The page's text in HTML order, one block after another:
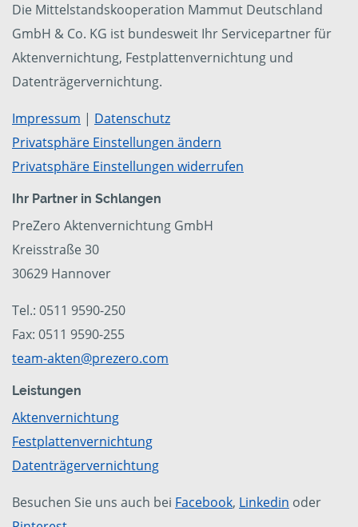
Die Mittelstandskooperation Mammut Deutschland
GmbH & Co. KG ist bundesweit Ihr Servicepartner für
Aktenvernichtung, Festplattenvernichtung und
Datenträgervernichtung.
Impressum | Datenschutz
Privatsphäre Einstellungen ändern
Privatsphäre Einstellungen widerrufen
Ihr Partner in Schlangen
PreZero Aktenvernichtung GmbH
Kreisstraße 30
30629 Hannover
Tel.: 0511 9590-250
Fax: 0511 9590-255
team-akten@prezero.com
Leistungen
Aktenvernichtung
Festplattenvernichtung
Datenträgervernichtung
Besuchen Sie uns auch bei Facebook, Linkedin oder